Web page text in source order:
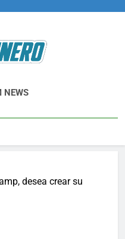
NEWS
desea crear su